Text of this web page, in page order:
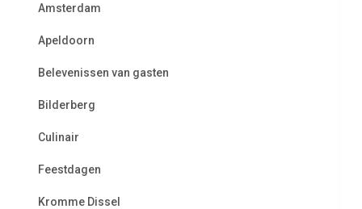
Amsterdam
Apeldoorn
Belevenissen van gasten
Bilderberg
Culinair
Feestdagen
Kromme Dissel